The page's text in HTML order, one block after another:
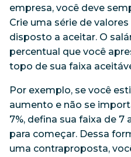
empresa, você deve
Crie uma série de
disposto a aceitar. O
percentual que você
topo de sua faixa
Por exemplo, se você
aumento e não se
7%, defina sua faixa de 7
para começar. Dessa
uma contraproposta,